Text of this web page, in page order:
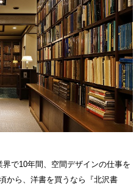
で10年間、空間デザインの仕事を
から、洋書を買うなら『北沢書